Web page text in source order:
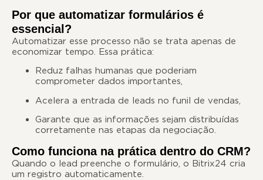
Por que automatizar formulários é
essencial?
Automatizar esse processo não se trata apenas de
economizar tempo. Essa prática:
Reduz falhas humanas que poderiam
comprometer dados importantes,
Acelera a entrada de leads no funil de vendas,
Garante que as informações sejam distribuídas
corretamente nas etapas da negociação.
Como funciona na prática dentro do CRM?
Quando o lead preenche o formulário, o Bitrix24 cria
um registro automaticamente.